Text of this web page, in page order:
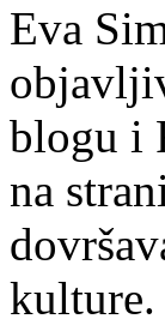
Eva
blogu i
na
kulture.